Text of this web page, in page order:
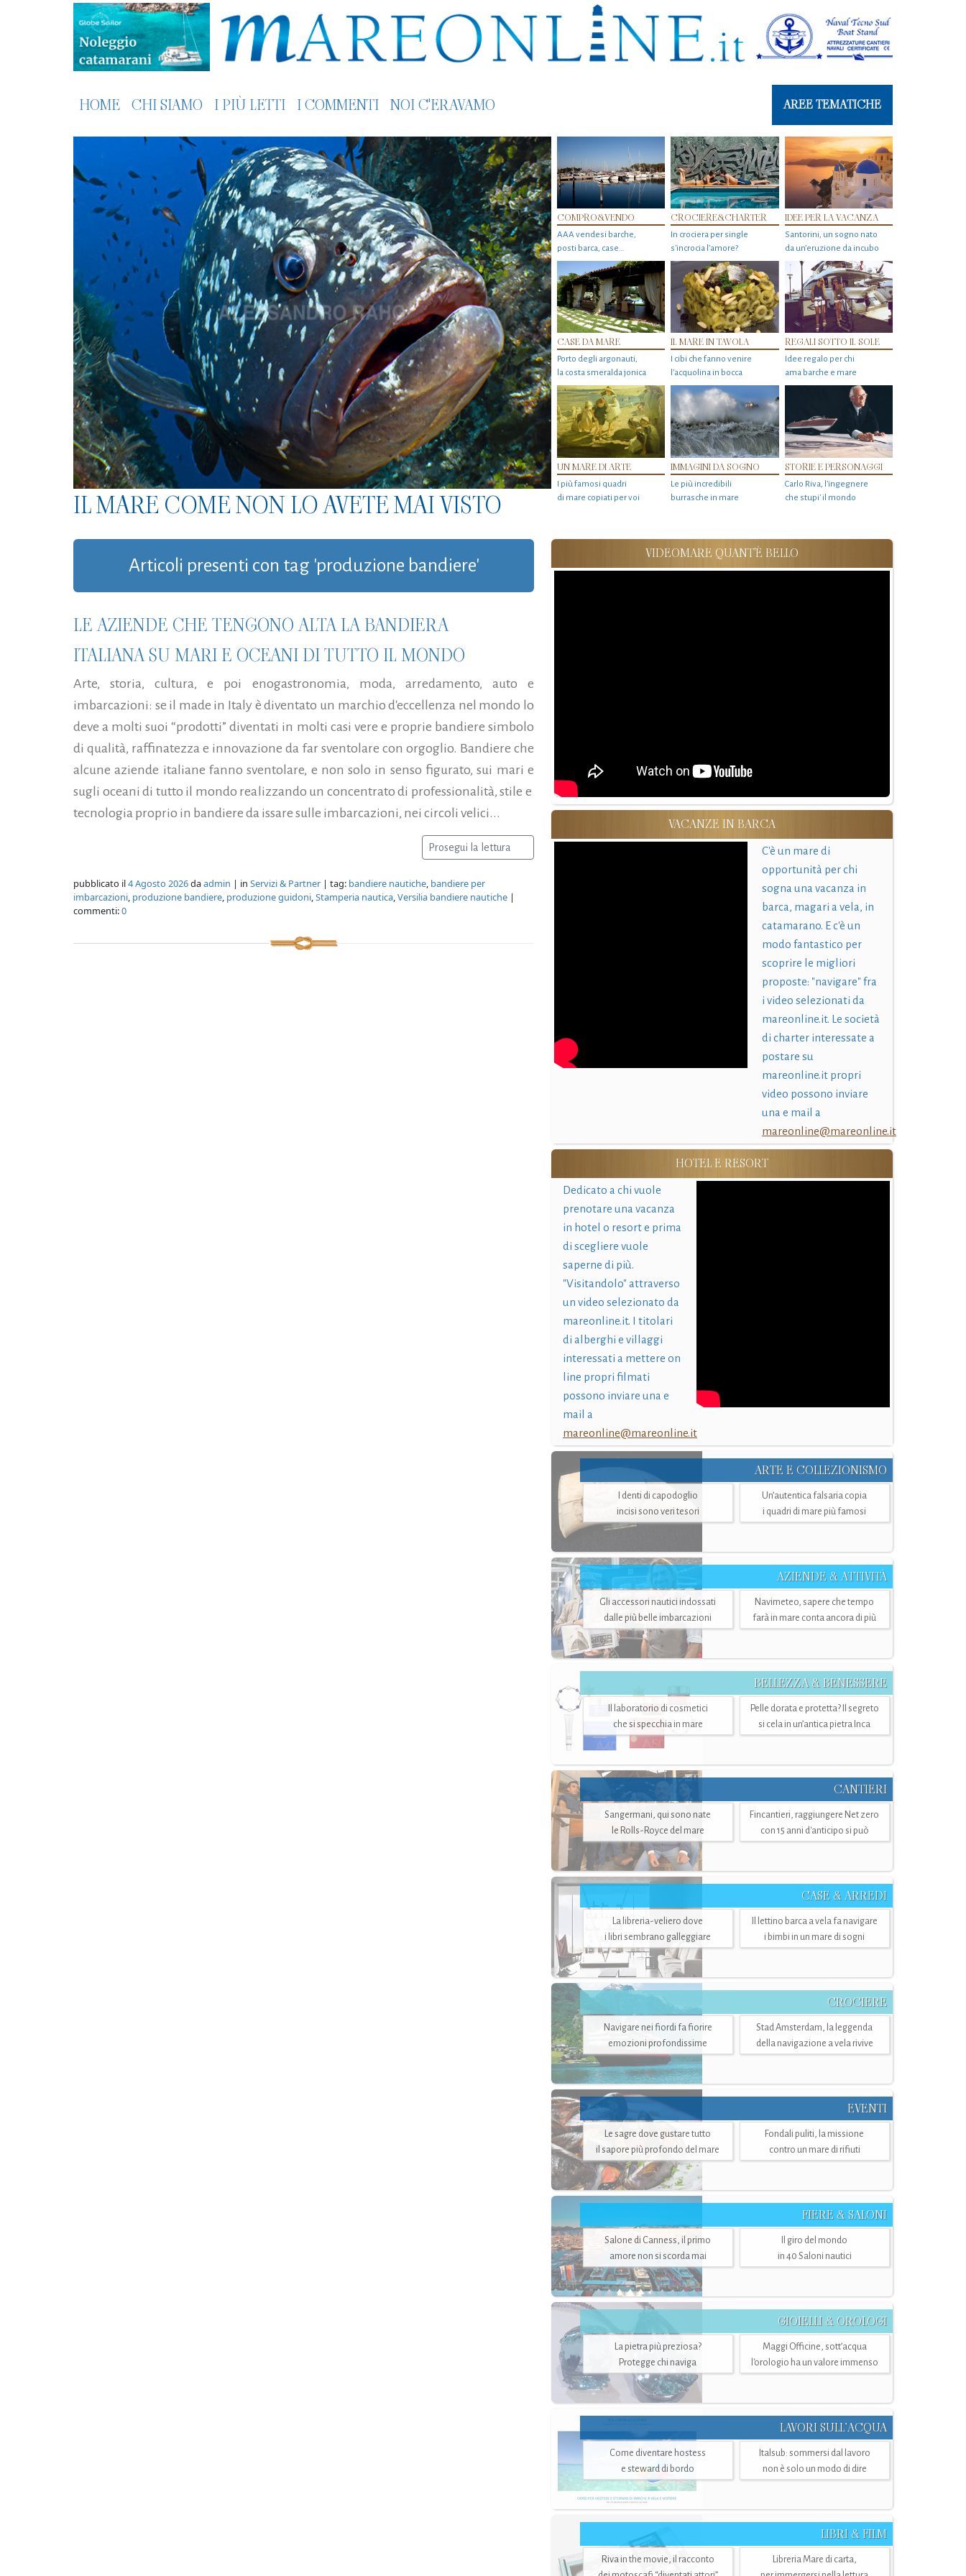
HOME CHI SIAMO I PIÙ LETTI I COMMENTI NOI C'ERAVAMO AREE TEMATICHE
IL MARE COME NON LO AVETE MAI VISTO
COMPRO&VENDO
AAA vendesi barche,
posti barca, case…
CROCIERE&CHARTER
In crociera per single
s'incrocia l’amore?
IDEE PER LA VACANZA
Santorini, un sogno nato
da un’eruzione da incubo
CASE DA MARE
Porto degli argonauti,
la costa smeralda jonica
IL MARE IN TAVOLA
I cibi che fanno venire
l’acquolina in bocca
REGALI SOTTO IL SOLE
Idee regalo per chi
ama barche e mare
UN MARE DI ARTE
I più famosi quadri
di mare copiati per voi
IMMAGINI DA SOGNO
Le più incredibili
burrasche in mare
STORIE E PERSONAGGI
Carlo Riva, l’ingegnere
che stupi' il mondo
Articoli presenti con tag 'produzione bandiere'
LE AZIENDE CHE TENGONO ALTA LA BANDIERA
ITALIANA SU MARI E OCEANI DI TUTTO IL MONDO
Arte, storia, cultura, e poi enogastronomia, moda, arredamento, auto e
imbarcazioni: se il made in Italy è diventato un marchio d'eccellenza nel mondo lo
deve a molti suoi “prodotti” diventati in molti casi vere e proprie bandiere simbolo
di qualità, raffinatezza e innovazione da far sventolare con orgoglio. Bandiere che
alcune aziende italiane fanno sventolare, e non solo in senso figurato, sui mari e
sugli oceani di tutto il mondo realizzando un concentrato di professionalità, stile e
tecnologia proprio in bandiere da issare sulle imbarcazioni, nei circoli velici...
Prosegui la lettura
pubblicato il4 Agosto 2026daadmin | in Servizi & Partner | tag: bandiere nautiche, bandiere per
imbarcazioni, produzione bandiere, produzione guidoni,Stamperia nautica,Versilia bandiere nautiche |
commenti:0
VIDEOMARE QUANT'È BELLO
VACANZE IN BARCA
C'è un mare di
opportunità per chi
sogna una vacanza in
barca, magari a vela, in
catamarano. E c'è un
modo fantastico per
scoprire le migliori
proposte: "navigare" fra
i video selezionati da
mareonline.it. Le società
di charter interessate a
postare su
mareonline.it propri
video possono inviare
una e mail a
mareonline@mareonline.it
HOTEL E RESORT
Dedicato a chi vuole
prenotare una vacanza
in hotel o resort e prima
di scegliere vuole
saperne di più.
"Visitandolo" attraverso
un video selezionato da
mareonline.it. I titolari
di alberghi e villaggi
interessati a mettere on
line propri filmati
possono inviare una e
mail a
mareonline@mareonline.it
ARTE E COLLEZIONISMO
I denti di capodoglio
incisi sono veri tesori
Un’autentica falsaria copia
i quadri di mare più famosi
AZIENDE & ATTIVITÀ
Gli accessori nautici indossati
dalle più belle imbarcazioni
Navimeteo, sapere che tempo
farà in mare conta ancora di più
BELLEZZA & BENESSERE
Il laboratorio di cosmetici
che si specchia in mare
Pelle dorata e protetta? Il segreto
si cela in un’antica pietra Inca
CANTIERI
Sangermani, qui sono nate
le Rolls-Royce del mare
Fincantieri, raggiungere Net zero
con 15 anni d'anticipo si può
CASE & ARREDI
La libreria-veliero dove
i libri sembrano galleggiare
Il lettino barca a vela fa navigare
i bimbi in un mare di sogni
CROCIERE
Navigare nei fiordi fa fiorire
emozioni profondissime
Stad Amsterdam, la leggenda
della navigazione a vela rivive
EVENTI
Le sagre dove gustare tutto
il sapore più profondo del mare
Fondali puliti, la missione
contro un mare di rifiuti
FIERE & SALONI
Salone di Canness, il primo
amore non si scorda mai
Il giro del mondo
in 40 Saloni nautici
GIOIELLI & OROLOGI
La pietra più preziosa?
Protegge chi naviga
Maggi Officine, sott’acqua
l'orologio ha un valore immenso
LAVORI SULL’ACQUA
Come diventare hostess
e steward di bordo
Italsub: sommersi dal lavoro
non è solo un modo di dire
LIBRI & FILM
Riva in the movie, il racconto
Libreria Mare di carta,